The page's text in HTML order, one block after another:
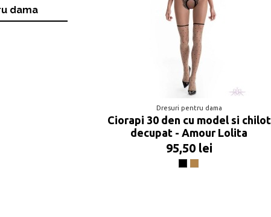
Dresuri pentru dama
Ciorapi 30 den cu model si chilot
decupat - Amour Lolita
95,50 lei
NegruBeige
dama